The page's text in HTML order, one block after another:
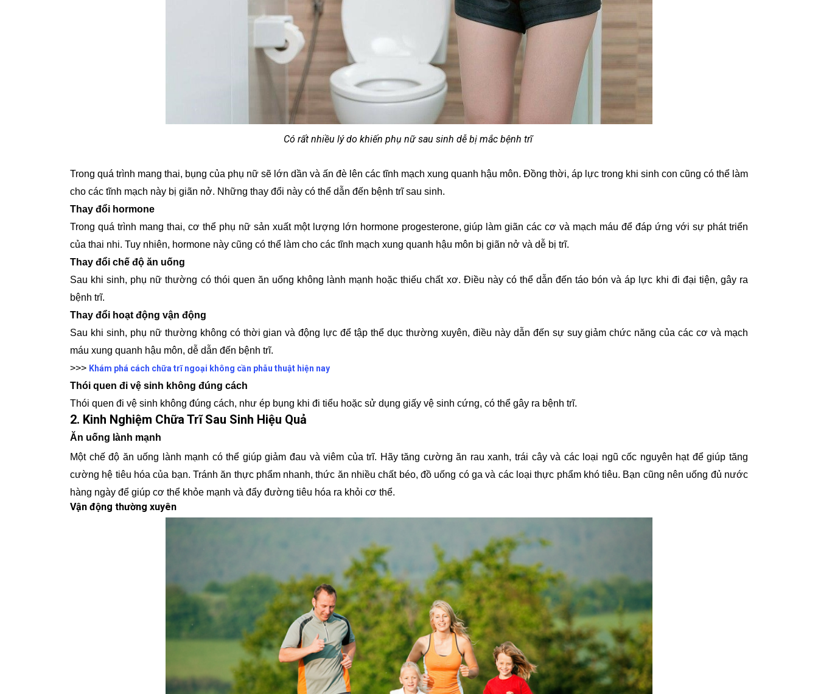
Có rất nhiều lý do khiến phụ nữ sau sinh dễ bị mắc bệnh trĩ
Trong quá trình mang thai, bụng của phụ nữ sẽ lớn dần và ấn đè lên các tĩnh mạch xung quanh hậu môn. Đồng thời, áp lực trong khi sinh con cũng có thể làm
cho các tĩnh mạch này bị giãn nở. Những thay đổi này có thể dẫn đến bệnh trĩ sau sinh.
Thay đổi hormone
Trong quá trình mang thai, cơ thể phụ nữ sản xuất một lượng lớn hormone progesterone, giúp làm giãn các cơ và mạch máu để đáp ứng với sự phát triển
của thai nhi. Tuy nhiên, hormone này cũng có thể làm cho các tĩnh mạch xung quanh hậu môn bị giãn nở và dễ bị trĩ.
Thay đổi chế độ ăn uống
Sau khi sinh, phụ nữ thường có thói quen ăn uống không lành mạnh hoặc thiếu chất xơ. Điều này có thể dẫn đến táo bón và áp lực khi đi đại tiện, gây ra
bệnh trĩ.
Thay đổi hoạt động vận động
Sau khi sinh, phụ nữ thường không có thời gian và động lực để tập thể dục thường xuyên, điều này dẫn đến sự suy giảm chức năng của các cơ và mạch
máu xung quanh hậu môn, dễ dẫn đến bệnh trĩ.
>>> Khám phá cách chữa trĩ ngoại không cần phẫu thuật hiện nay
Thói quen đi vệ sinh không đúng cách
Thói quen đi vệ sinh không đúng cách, như ép bụng khi đi tiểu hoặc sử dụng giấy vệ sinh cứng, có thể gây ra bệnh trĩ.
2. Kinh Nghiệm Chữa Trĩ Sau Sinh Hiệu Quả
Ăn uống lành mạnh
Một chế độ ăn uống lành mạnh có thể giúp giảm đau và viêm của trĩ. Hãy tăng cường ăn rau xanh, trái cây và các loại ngũ cốc nguyên hạt để giúp tăng
cường hệ tiêu hóa của bạn. Tránh ăn thực phẩm nhanh, thức ăn nhiều chất béo, đồ uống có ga và các loại thực phẩm khó tiêu. Bạn cũng nên uống đủ nước
hàng ngày để giúp cơ thể khỏe mạnh và đẩy đường tiêu hóa ra khỏi cơ thể.
Vận động thường xuyên